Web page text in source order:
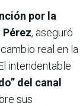
por la
, aseguró
real en la
intendentable
del canal
sus